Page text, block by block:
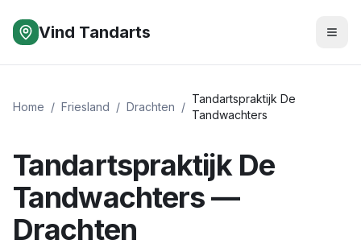
Vind Tandarts
Home / Friesland / Drachten /
Tandartspraktijk De
Tandwachters
Tandartspraktijk De
Tandwachters —
Drachten